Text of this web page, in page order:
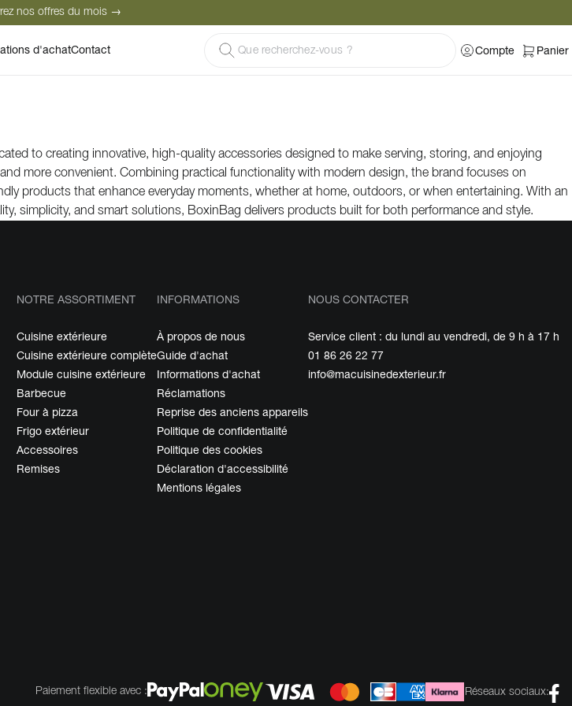
nos offres du mois →
d'achatContact Compte Panier
to creating innovative, high-quality accessories designed to make serving, storing, and enjoying
and more convenient. Combining practical functionality with modern design, the brand focuses on
products that enhance everyday moments, whether at home, outdoors, or when entertaining. With an
simplicity, and smart solutions, BoxinBag delivers products built for both performance and style.
NOTRE ASSORTIMENT
Cuisine extérieure
Cuisine extérieure complète
Module cuisine extérieure
Barbecue
Four à pizza
Frigo extérieur
Accessoires
Remises
INFORMATIONS
À propos de nous
Guide d'achat
Informations d'achat
Réclamations
Reprise des anciens appareils
Politique de confidentialité
Politique des cookies
Déclaration d'accessibilité
Mentions légales
NOUS CONTACTER
Service client : du lundi au vendredi, de 9 h à 17 h
01 86 26 22 77
info@macuisinedexterieur.fr
Paiement flexible avec : Réseaux sociaux: